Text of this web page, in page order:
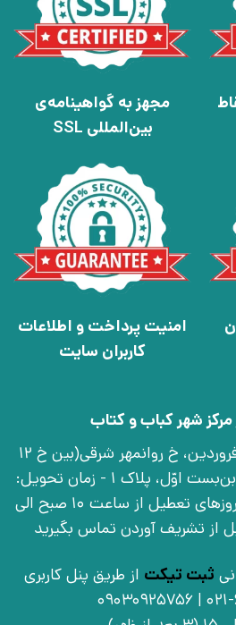
مجهز به گواهینامه‌ی
بین‌المللی SSL
امنیت پرداخت و اطلاعات
کاربران سایت
شهر کباب و کتاب
تهران، خ انقلاب، خ 12 فروردین، خ روانمهر شرقی(بین خ 12
فروردین و خ فخر رازی)، بن‌بست اوّل، پلاک 1 - زمان تحویل:
شنبه تا چهارشنبه به جز روزهای تعطیل از ساعت 10 صبح الی
ثبت تیکت از طریق پنل کاربری